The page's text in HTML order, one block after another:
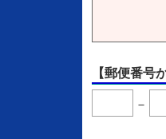
【郵便番号
－